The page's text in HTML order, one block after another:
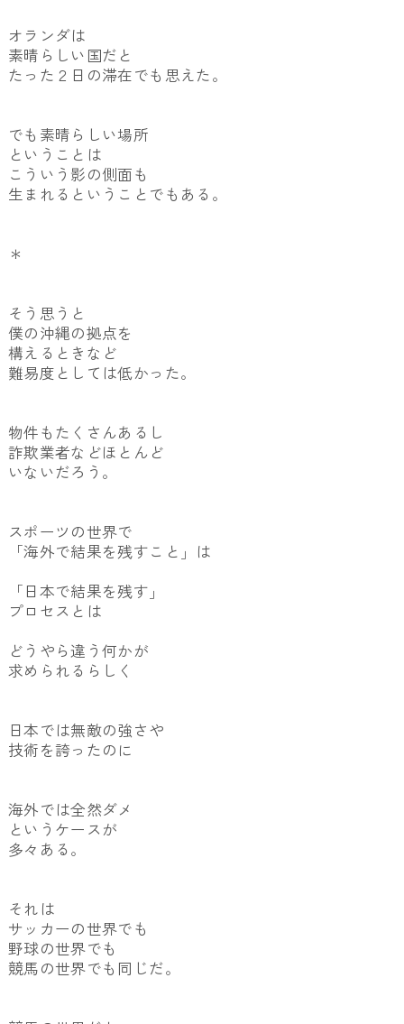
オランダは
素晴らしい国だと
たった２日の滞在でも思えた。
でも素晴らしい場所
ということは
こういう影の側面も
生まれるということでもある。
＊
そう思うと
僕の沖縄の拠点を
構えるときなど
難易度としては低かった。
物件もたくさんあるし
詐欺業者などほとんど
いないだろう。
スポーツの世界で
「海外で結果を残すこと」は
「日本で結果を残す」
プロセスとは
どうやら違う何かが
求められるらしく
日本では無敵の強さや
技術を誇ったのに
海外では全然ダメ
というケースが
多々ある。
それは
サッカーの世界でも
野球の世界でも
競馬の世界でも同じだ。